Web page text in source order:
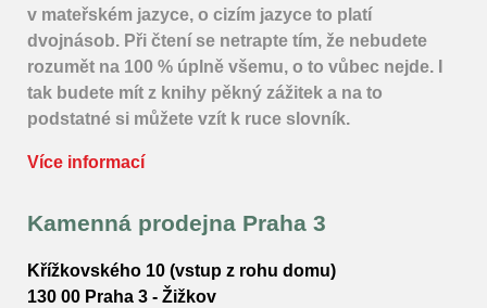
v mateřském jazyce, o cizím jazyce to platí
dvojnásob. Při čtení se netrapte tím, že nebudete
rozumět na 100 % úplně všemu, o to vůbec nejde. I
tak budete mít z knihy pěkný zážitek a na to
podstatné si můžete vzít k ruce slovník.
Více informací
Kamenná prodejna Praha 3
Křížkovského 10 (vstup z rohu domu)
130 00 Praha 3 - Žižkov